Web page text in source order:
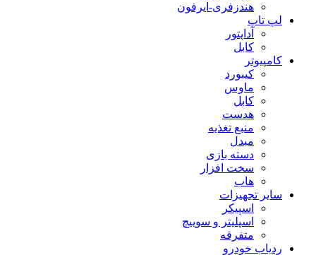
هندزفری-ایرفون
لپ تاپ
آداپتور
کابل
کامپیوتر
کیبورد
ماوس
کابل
هدست
منبع تغذیه
مبدل
دسته بازی
سخت افزار
هاب
سایر تجهیزات
اسپیکر
اسپلیتر و سوییچ
متفرقه
ردیاب خودرو